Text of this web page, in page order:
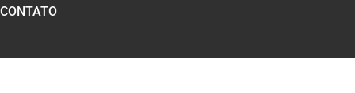
CONTATO